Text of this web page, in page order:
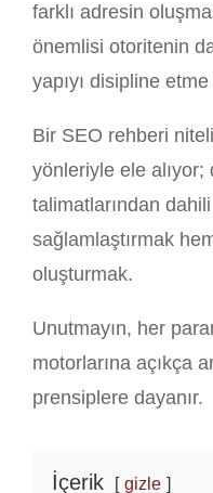
farklı adresin
önemlisi otoritenin
yapıyı disipline
Bir SEO rehberi
yönleriyle ele alıyor;
talimatlarından
sağlamlaştırmak
oluşturmak.
Unutmayın, her
motorlarına açıkça
prensiplere dayanır.
İçerik gizle